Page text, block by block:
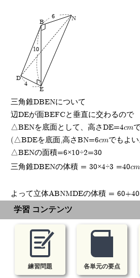
B
D
E
N
6
10
4
三角錐DBENについて
辺DEが面BEFCと垂直に交わるので
△BENを底面として、高さDE=4cmで
(△BDEを底面,高さBN=6cmでもよい
△BENの面積=6×10÷2=30
三角錐DBENの体積 = 30×4÷3 =40cm
よって立体ABNMDEの体積 =
学習 コンテンツ
練習問題 各単元の要点